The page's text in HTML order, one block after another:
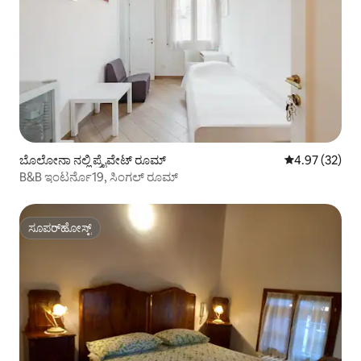
ಬೊಲೋನಾ ನಲ್ಲಿ ಪ್ರೈವೇಟ್ ರೂಮ್ 5 ರಲ್ಲಿ 4.97
4.97 (32)
B&B ಇಂಟರ್ನೊ19, ಸಿಂಗಲ್ ರೂಮ್
ಸೂಪರ್‌ಹೋಸ್ಟ್
ಸೂಪರ್‌ಹೋಸ್ಟ್